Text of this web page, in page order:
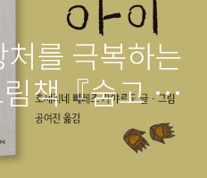
를 극복하는
책『숨고 싶